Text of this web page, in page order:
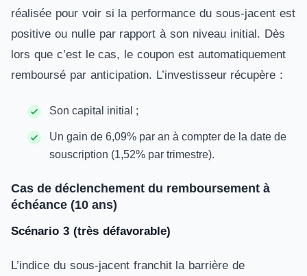
réalisée pour voir si la performance du sous-jacent est
positive ou nulle par rapport à son niveau initial. Dès
lors que c’est le cas, le coupon est automatiquement
remboursé par anticipation. L’investisseur récupère :
Son capital initial ;
Un gain de 6,09% par an à compter de la date de
souscription (1,52% par trimestre).
Cas de déclenchement du remboursement à
échéance (10 ans)
Scénario 3 (très défavorable)
L’indice du sous-jacent franchit la barrière de